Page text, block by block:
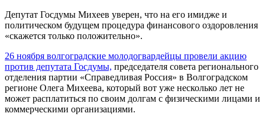
Депутат Госдумы Михеев уверен, что на его имидже и
политическом будущем процедура финансового оздоровления
«скажется только положительно».
26 ноября волгоградские молодогвардейцы провели акцию
против депутата Госдумы, председателя совета регионального
отделения партии «Справедливая Россия» в Волгоградском
регионе Олега Михеева, который вот уже несколько лет не
может расплатиться по своим долгам с физическими лицами и
коммерческими организациями.